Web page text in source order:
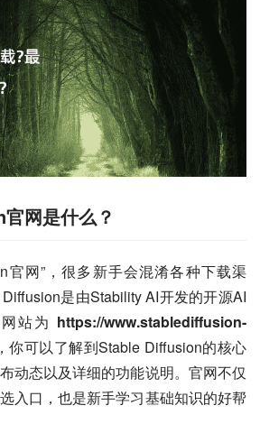
网是什么？
官网”，很多新手会混淆各种下载渠
是由Stability AI开发的开源AI
站为 https://www.stablediffusion-
你可以了解到Stable Diffusion的核心
动态以及详细的功能说明。官网不仅
入口，也是新手学习基础知识的好帮